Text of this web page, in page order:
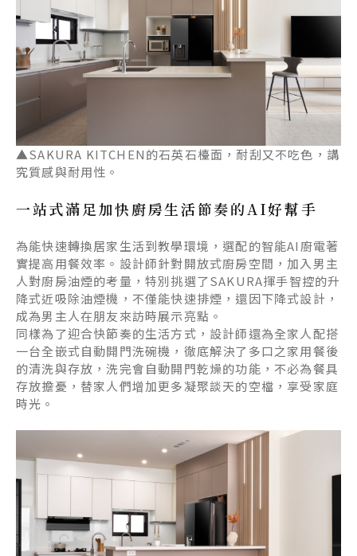
▲SAKURA KITCHEN的石英石檯面，耐刮又不吃色，講
究質感與耐用性。
一站式滿足加快廚房生活節奏的AI好幫手
為能快速轉換居家生活到教學環境，選配的智能AI 廚電著
實提高用餐效率。設計師針對開放式廚房空間，加入男主
人對廚房油煙的考量，特別挑選了SAKURA揮手智控的升
降式近吸除油煙機，不僅能快速排煙，還因下降式設計，
成為男主人在朋友來訪時展示亮點。
同樣為了迎合快節奏的生活方式，設計師還為全家人配搭
一台全嵌式自動開門洗碗機，徹底解決了多口之家用餐後
的清洗與存放，洗完會自動開門乾燥的功能，不必為餐具
存放擔憂，替家人們增加更多凝聚談天的空檔，享受家庭
時光。